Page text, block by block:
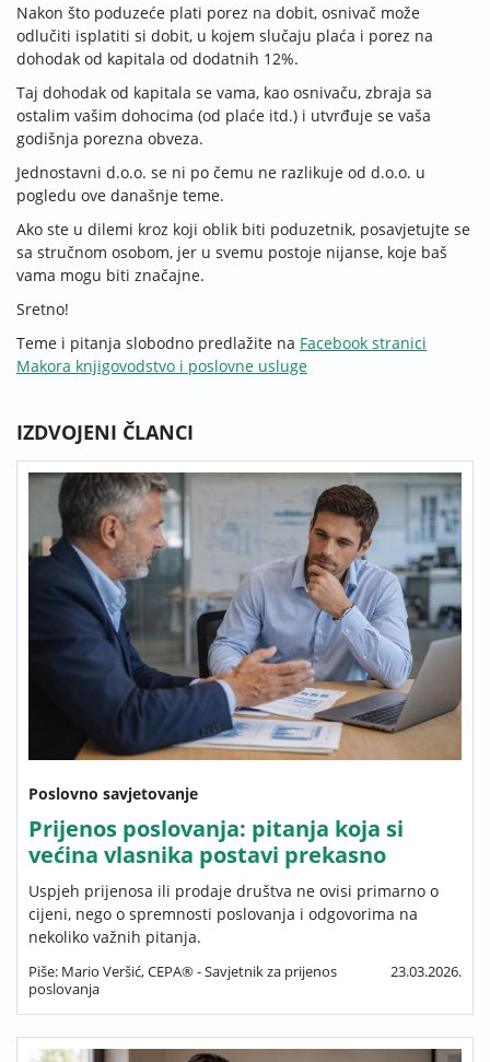
Nakon što poduzeće plati porez na dobit, osnivač može
odlučiti isplatiti si dobit, u kojem slučaju plaća i porez na
dohodak od kapitala od dodatnih 12%.
Taj dohodak od kapitala se vama, kao osnivaču, zbraja sa
ostalim vašim dohocima (od plaće itd.) i utvrđuje se vaša
godišnja porezna obveza.
Jednostavni d.o.o. se ni po čemu ne razlikuje od d.o.o. u
pogledu ove današnje teme.
Ako ste u dilemi kroz koji oblik biti poduzetnik, posavjetujte se
sa stručnom osobom, jer u svemu postoje nijanse, koje baš
vama mogu biti zna­čajne.
Sretno!
Teme i pitanja slobodno predlažite na Facebook stranici
Makora knjigovodstvo i poslovne usluge
IZDVOJENI ČLANCI
Poslovno savjetovanje
Prijenos poslovanja: pitanja koja si
većina vlasnika postavi prekasno
Uspjeh prijenosa ili prodaje društva ne ovisi primarno o
cijeni, nego o spremnosti poslovanja i odgovorima na
nekoliko važnih pitanja.
Piše: Mario Veršić, CEPA® - Savjetnik za prijenos
poslovanja
23.03.2026.